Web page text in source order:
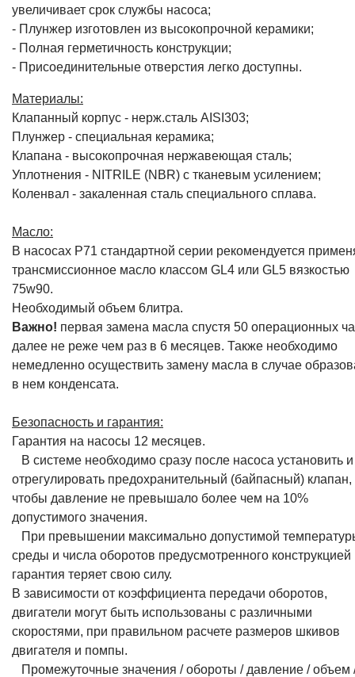
увеличивает срок службы насоса;
- Плунжер изготовлен из высокопрочной керамики;
- Полная герметичность конструкции;
- Присоединительные отверстия легко доступны.
Материалы:
Клапанный корпус - нерж.сталь AISI303;
Плунжер - специальная керамика;
Клапана - высокопрочная нержавеющая сталь;
Уплотнения - NITRILE (NBR) с тканевым усилением;
Коленвал - закаленная сталь специального сплава.
Масло:
В насосах P71 стандартной серии рекомендуется
трансмиссионное масло классом GL4 или GL5 вязкостью
75w90.
Необходимый объем 6литра.
Важно! первая замена масла спустя 50 операционных
далее не реже чем раз в 6 месяцев. Также необходимо
немедленно осуществить замену масла в случае
в нем конденсата.
Безопасность и гарантия:
Гарантия на насосы 12 месяцев.
В системе необходимо сразу после насоса установить и
отрегулировать предохранительный (байпасный) клапан,
чтобы давление не превышало более чем на 10%
допустимого значения.
При превышении максимально допустимой
среды и числа оборотов предусмотренного конструкцией
гарантия теряет свою силу.
В зависимости от коэффициента передачи оборотов,
двигатели могут быть использованы с различными
скоростями, при правильном расчете размеров шкивов
двигателя и помпы.
Промежуточные значения / обороты / давление / объем